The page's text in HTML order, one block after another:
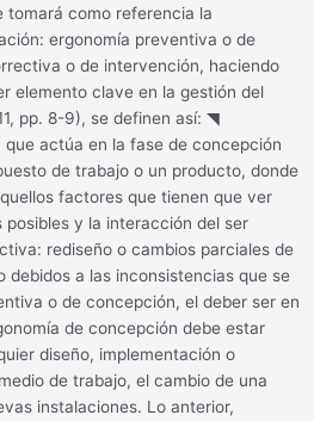
tomará como referencia la
ergonomía preventiva o de
o de intervención, haciendo
elemento clave en la gestión del
pp. 8-9), se definen así: ◥
que actúa en la fase de concepción
de trabajo o un producto, donde
factores que tienen que ver
y la interacción del ser
rediseño o cambios parciales de
debidos a las inconsistencias que se
o de concepción, el deber ser en
de concepción debe estar
diseño, implementación o
de trabajo, el cambio de una
instalaciones. Lo anterior,